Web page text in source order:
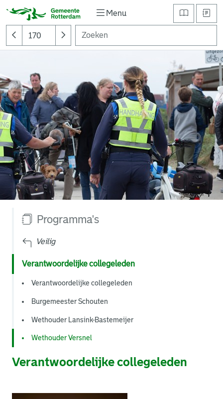
Menu
Programma's
Veilig
Verantwoordelijke collegeleden
Verantwoordelijke collegeleden
Burgemeester Schouten
Wethouder Lansink-Bastemeijer
Wethouder Versnel
Verantwoordelijke collegeleden